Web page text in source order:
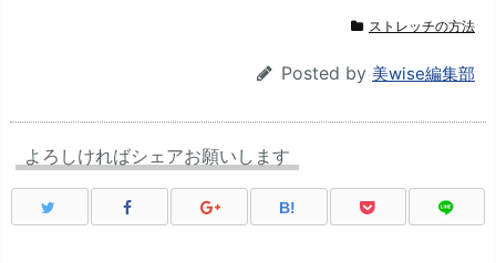
ストレッチの方法
Posted by 美wise編集部
よろしければシェアお願いします
B!